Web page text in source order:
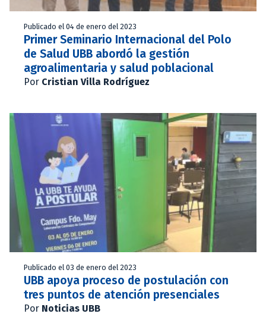
Publicado el 04 de enero del 2023
Primer Seminario Internacional del Polo
de Salud UBB abordó la gestión
agroalimentaria y salud poblacional
Por Cristian Villa Rodríguez
Publicado el 03 de enero del 2023
UBB apoya proceso de postulación con
tres puntos de atención presenciales
Por Noticias UBB